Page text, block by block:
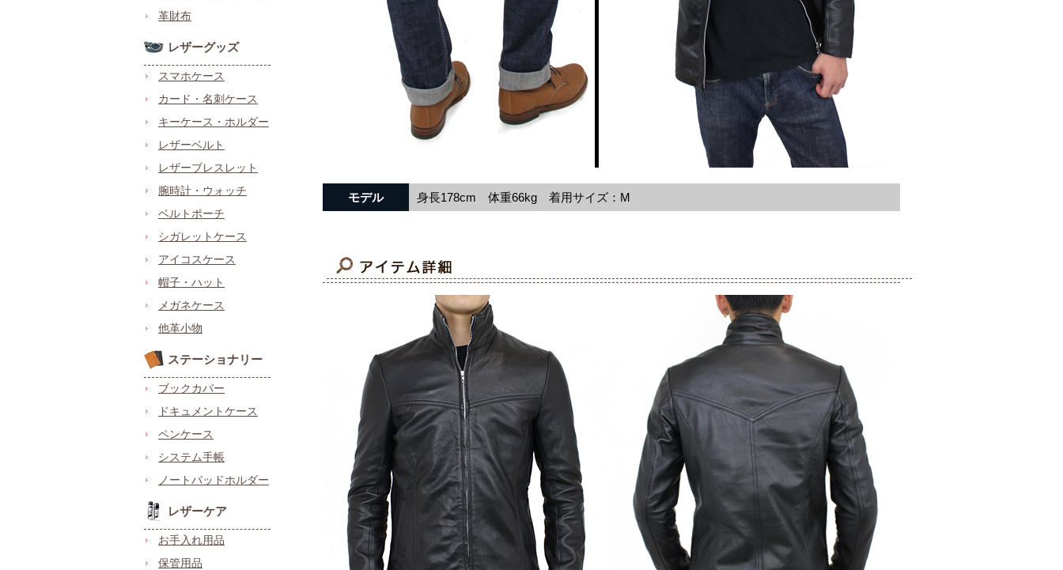
革財布
レザーグッズ
スマホケース
カード・名刺ケース
キーケース・ホルダー
レザーベルト
レザーブレスレット
腕時計・ウォッチ
ベルトポーチ
シガレットケース
アイコスケース
帽子・ハット
メガネケース
他革小物
ステーショナリー
ブックカバー
ドキュメントケース
ペンケース
システム手帳
ノートパッドホルダー
レザーケア
お手入れ用品
保管用品
モデル 身長178cm 体重66kg 着用サイズ：M